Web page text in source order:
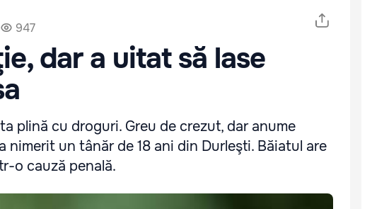
947
dar a uitat să lase
plină cu droguri. Greu de crezut, dar anume
nimerit un tânăr de 18 ani din Durleşti. Băiatul are
o cauză penală.